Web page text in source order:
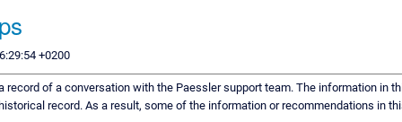
+0200
record of a conversation with the Paessler support team. The information in
record. As a result, some of the information or recommendations in